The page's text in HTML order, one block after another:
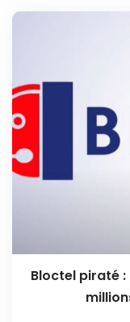
Bloctel piraté